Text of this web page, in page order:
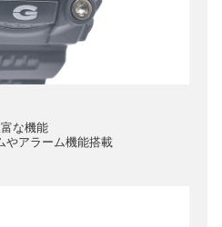
な機能
やアラーム機能搭載